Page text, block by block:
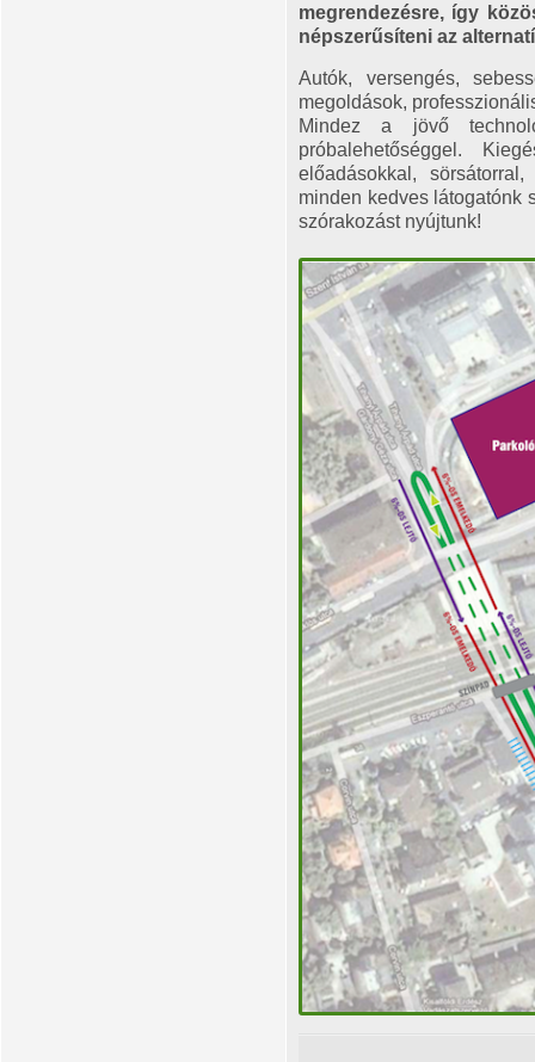
megrendezésre, így
népszerűsíteni az
Autók, versengés,
megoldások,
Mindez a jövő
próbalehetőséggel.
előadásokkal,
minden kedves látogatónk
szórakozást nyújtunk!